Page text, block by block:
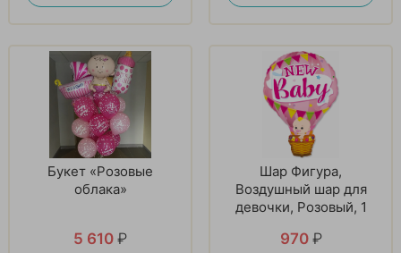
Букет «Розовые
облака»
5 610 ₽
Шар Фигура,
Воздушный шар для
девочки, Розовый, 1
970 ₽